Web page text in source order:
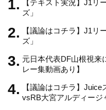
【テキスト実況】J1リ
ズ」
【議論はコチラ】J1リ
ズ」
元日本代表DF山根視来
レー集動画あり】
【議論はコチラ】
vsRB大宮アルディージ